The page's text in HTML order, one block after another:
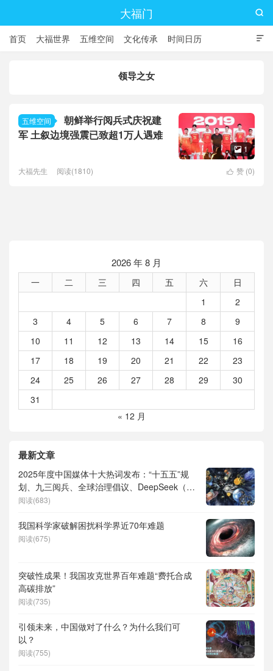
大福门

首页 大福世界 五维空间 文化传承 时间日历

领导之女
五维空间
朝鲜举行阅兵式庆祝建
军 土叙边境强震已致超1万人遇难
 1
 赞 (0)
大福先生 阅读(1810)
2026 年 8 月
一 二 三 四 五 六
日
1
2
3
4 5 6 7 8
9
10
11 12 13 14 15
16
17
18 19 20 21 22
23
24
25 26 27 28 29
30
31
« 12 月
最新文章
2025年度中国媒体十大热词发布：“十五五”规
划、九三阅兵、全球治理倡议、DeepSeek（深
度求索）、人形机器人、苏超、票根经济、育
阅读(683)
我国科学家破解困扰科学界近70年难题
阅读(675)
突破性成果！我国攻克世界百年难题“费托合成
高碳排放”
阅读(735)
引领未来，中国做对了什么？为什么我们可
以？
阅读(755)